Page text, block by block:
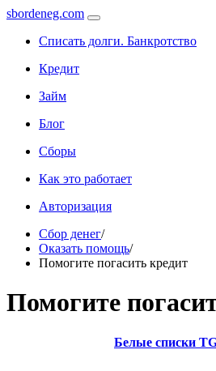
sbordeneg.com
Списать долги. Банкротство
Кредит
Займ
Блог
Сборы
Как это работает
Авторизация
Сбор денег/
Оказать помощь/
Помогите погасить кредит
Помогите
Белые списки